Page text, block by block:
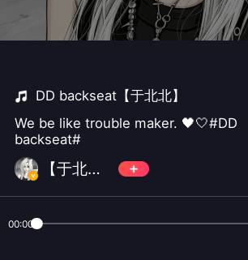
DD backseat【于北北】
We be like trouble maker. 🖤🤍#DD
backseat#
【于北北】
00:00